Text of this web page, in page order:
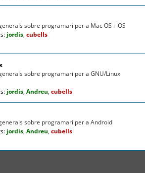
sobre programari per a Mac OS i iOS
jordis,cubells
sobre programari per a GNU/Linux
jordis,Andreu,cubells
sobre programari per a Android
jordis,Andreu,cubells